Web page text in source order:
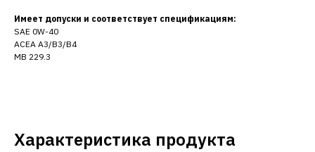
Имеет допуски и соответствует спецификациям:
SAE 0W-40
ACEA A3/B3/B4
MB 229.3
Характеристика продукта